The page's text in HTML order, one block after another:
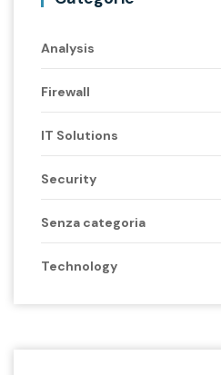
Analysis
Firewall
IT Solutions
Security
Senza categoria
Technology